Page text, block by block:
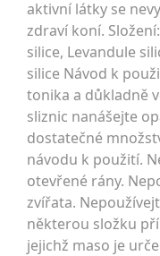
aktivní látky se
zdraví koní.
silice, Levandule
silice Návod k
tonika a důkladně
sliznic nanášejte
dostatečné
návodu k použití.
otevřené rány.
zvířata.
některou složku
jejichž maso je